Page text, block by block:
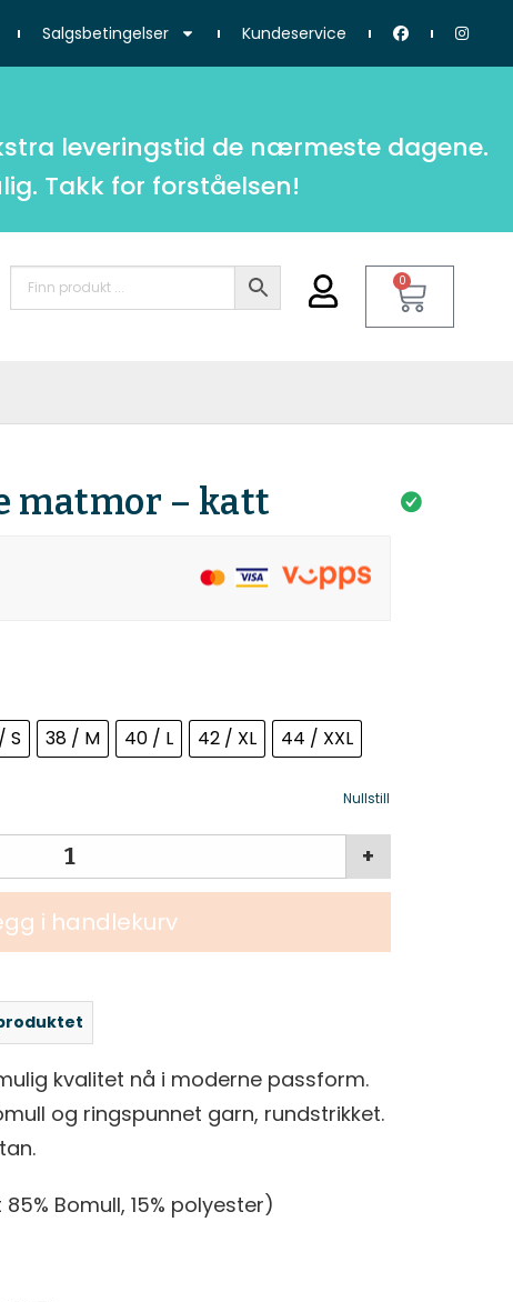
Salgsbetingelser Kundeservice
leveringstid de nærmeste dagene.
Takk for forståelsen!
0
matmor – katt
S 38 / M 40 / L 42 / XL
44 / XXL
Nullstill
+
i handlekurv
kvalitet nå i moderne passform.
og ringspunnet garn, rundstrikket.
Bomull, 15% polyester)